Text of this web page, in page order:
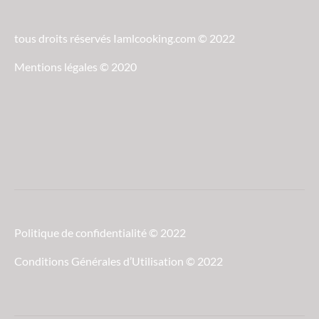
tous droits réservés Iamlcooking.com © 2022
Mentions légales © 2020
Politique de confidentialité © 2022
Conditions Générales d’Utilisation © 2022